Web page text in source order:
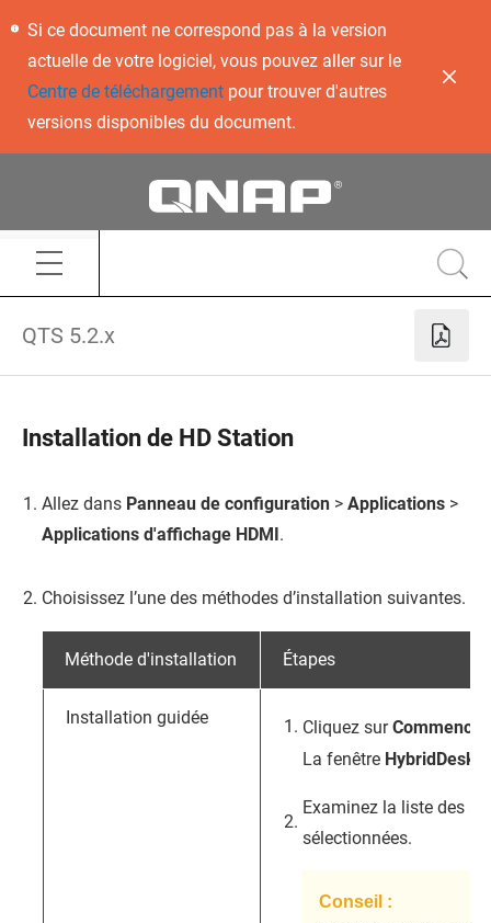
Si ce document ne correspond pas à la version
actuelle de votre logiciel, vous pouvez aller sur le
Centre de téléchargementpour trouver d'autres
versions disponibles du document.
QTS 5.2.x
Installation de HD Station
Allez dans Panneau de configuration > Applications >
Applications d'affichage HDMI.
Choisissez l’une des méthodes d’installation suivantes.
Méthode d'installation Étapes
Installation guidée Cliquez sur
La fenêtre HybridDesk
Examinez la liste des
sélectionnées.
Conseil :